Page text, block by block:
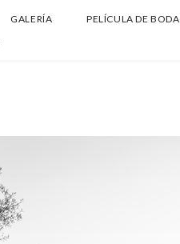
GALERÍA PELÍCULA DE BODA